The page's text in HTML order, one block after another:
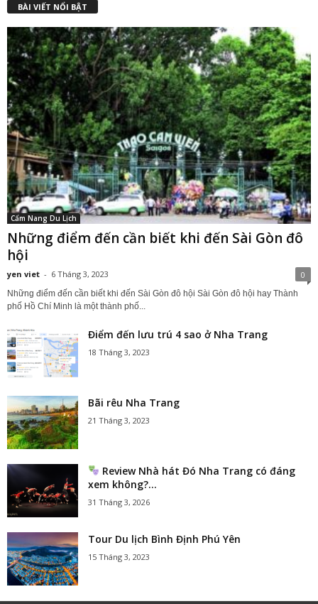
BÀI VIẾT NỔI BẬT
Cẩm Nang Du Lịch
Những điểm đến cần biết khi đến Sài Gòn đô
hội
yen viet - 6 Tháng 3, 2023 0
Những điểm đến cần biết khi đến Sài Gòn đô hội Sài Gòn đô hội hay Thành
phố Hồ Chí Minh là một thành phố...
Điểm đến lưu trú 4 sao ở Nha Trang
18 Tháng 3, 2023
Bãi rêu Nha Trang
21 Tháng 3, 2023
Review Nhà hát Đó Nha Trang có đáng
xem không?...
31 Tháng 3, 2026
Tour Du lịch Bình Định Phú Yên
15 Tháng 3, 2023